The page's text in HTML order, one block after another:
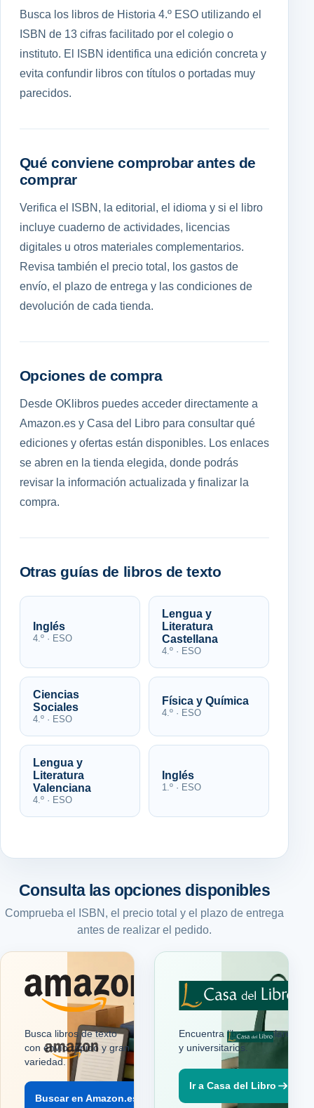
Busca los libros de Historia 4.º ESO utilizando el
ISBN de 13 cifras facilitado por el colegio o
instituto. El ISBN identifica una edición concreta y
evita confundir libros con títulos o portadas muy
parecidos.
Qué conviene comprobar antes de
comprar
Verifica el ISBN, la editorial, el idioma y si el libro
incluye cuaderno de actividades, licencias
digitales u otros materiales complementarios.
Revisa también el precio total, los gastos de
envío, el plazo de entrega y las condiciones de
devolución de cada tienda.
Opciones de compra
Desde OKlibros puedes acceder directamente a
Amazon.es y Casa del Libro para consultar qué
ediciones y ofertas están disponibles. Los enlaces
se abren en la tienda elegida, donde podrás
revisar la información actualizada y finalizar la
compra.
Otras guías de libros de texto
Inglés
4.º · ESO
Lengua y
Literatura
Castellana
4.º · ESO
Ciencias
Sociales
4.º · ESO
Física y Química
4.º · ESO
Lengua y
Literatura
Valenciana
4.º · ESO
Inglés
1.º · ESO
Consulta las opciones disponibles
Comprueba el ISBN, el precio total y el plazo de entrega
antes de realizar el pedido.
.es
Busca libros de texto
con envío rápido y gran
variedad.
Buscar en Amazon.es
Encuentra libros escolares
y universitarios.
Ir a Casa del Libro